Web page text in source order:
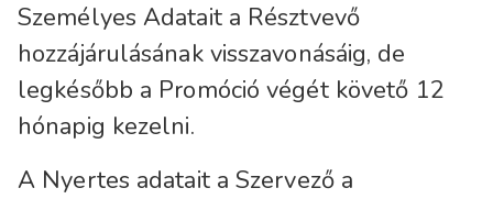
Személyes Adatait a Résztvevő
hozzájárulásának visszavonásáig, de
legkésőbb a Promóció végét követő 12
hónapig kezelni.
A Nyertes adatait a Szervező a